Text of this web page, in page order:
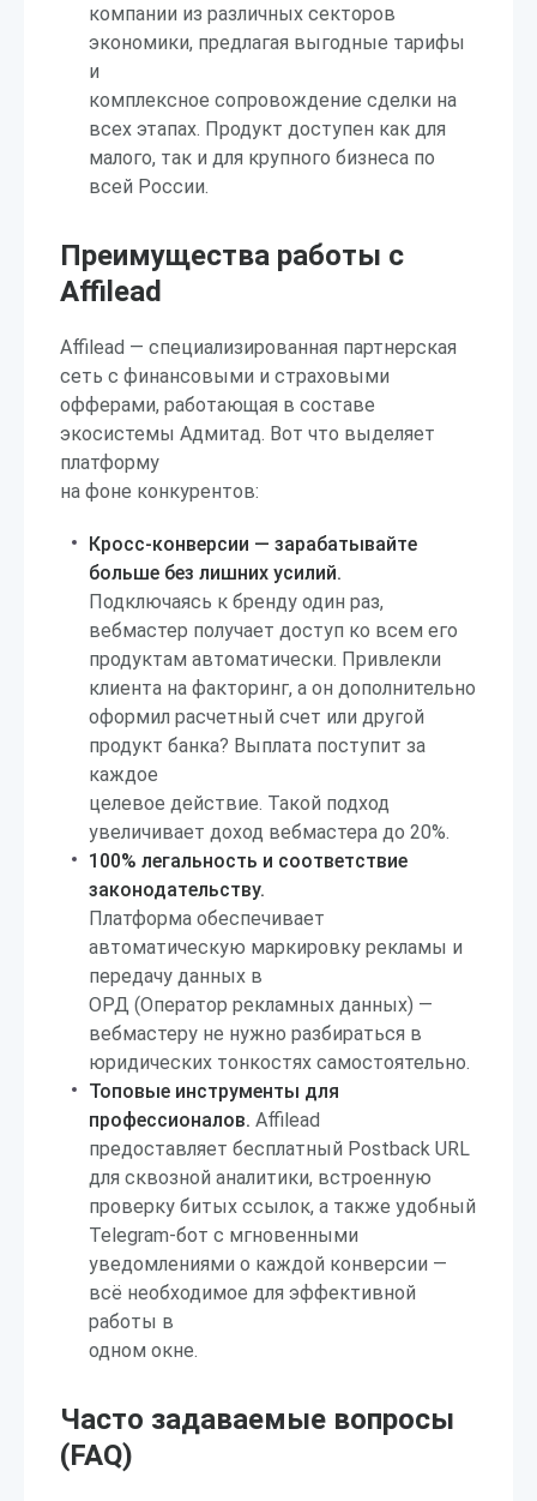
компании из различных секторов
экономики, предлагая выгодные тарифы
и
комплексное сопровождение сделки на
всех этапах. Продукт доступен как для
малого, так и для крупного бизнеса по
всей России.
Преимущества работы с
Affilead
Affilead — специализированная партнерская
сеть с финансовыми и страховыми
офферами, работающая в составе
экосистемы Адмитад. Вот что выделяет
платформу
на фоне конкурентов:
Кросс-конверсии — зарабатывайте
больше без лишних усилий.
Подключаясь к бренду один раз,
вебмастер получает доступ ко всем его
продуктам автоматически. Привлекли
клиента на факторинг, а он дополнительно
оформил расчетный счет или другой
продукт банка? Выплата поступит за
каждое
целевое действие. Такой подход
увеличивает доход вебмастера до 20%.
100% легальность и соответствие
законодательству.
Платформа обеспечивает
автоматическую маркировку рекламы и
передачу данных в
ОРД (Оператор рекламных данных) —
вебмастеру не нужно разбираться в
юридических тонкостях самостоятельно.
Топовые инструменты для
профессионалов. Affilead
предоставляет бесплатный Postback URL
для сквозной аналитики, встроенную
проверку битых ссылок, а также удобный
Telegram-бот с мгновенными
уведомлениями о каждой конверсии —
всё необходимое для эффективной
работы в
одном окне.
Часто задаваемые вопросы
(FAQ)